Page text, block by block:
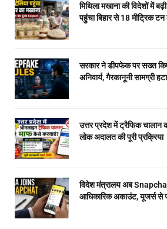
मिथिला मखाना की विदेशों में
पहुंचा बिहार से 18 मीट्रिक टन
सरकार ने डीपफेक पर सख्त
अनिवार्य, गैरकानूनी सामग्री
उत्तर प्रदेश में ट्रैफिक चालान
लोक अदालत की पूरी प्रक्रिया
विदेश मंत्रालय अब
आधिकारिक अकाउंट, यूजर्स से